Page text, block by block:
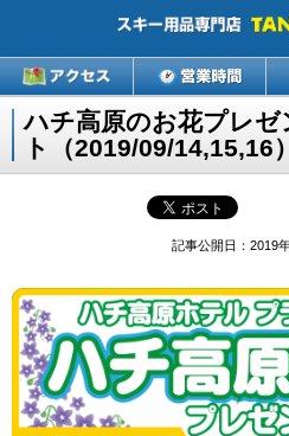
ハチ高原のお花プレゼ
ト（2019/09/14,15,16）
記事公開日：2019